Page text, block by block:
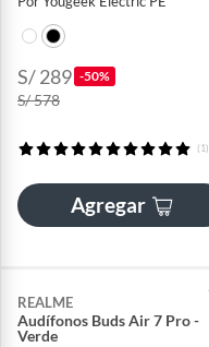
S/ 289 -50%
S/ 578
(1)
Agregar
REALME
Audífonos Buds Air 7 Pro -
Verde